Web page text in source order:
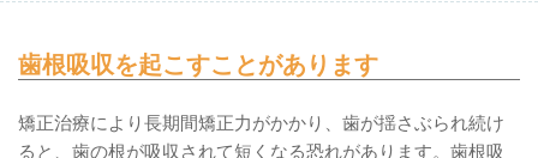
歯根吸収を起こすことがあります
矯正治療により長期間矯正力がかかり、歯が揺さぶられ続け
ると、歯の根が吸収されて短くなる恐れがあります。歯根吸